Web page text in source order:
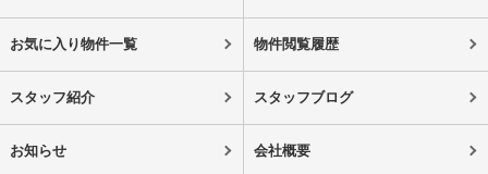
お気に入り物件一覧 物件閲覧履歴
スタッフ紹介 スタッフブログ
お知らせ 会社概要